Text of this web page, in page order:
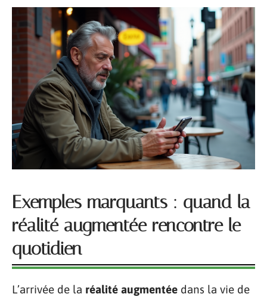
Exemples marquants : quand la
réalité augmentée rencontre le
quotidien
L’arrivée de la réalité augmentée dans la vie de